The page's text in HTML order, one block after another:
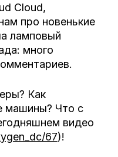
Cloud,
про новенькие
ламповый
много
Как
машины? Что с
видео
67)!